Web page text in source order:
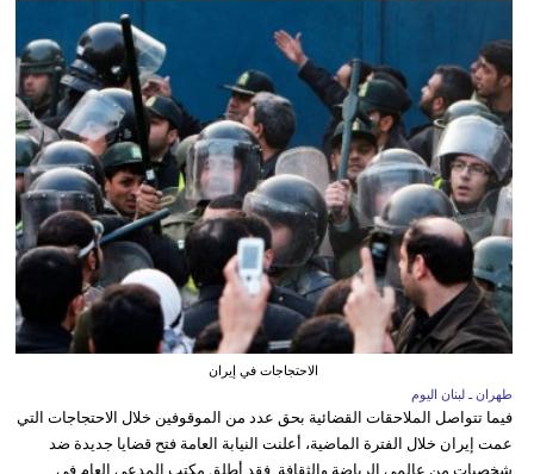
الاحتجاجات في إيران
طهران ـ لبنان اليوم
فيما تتواصل الملاحقات القضائية بحق عدد من الموقوفين خلال الاحتجاجات التي
عمت إيران خلال الفترة الماضية، أعلنت النيابة العامة فتح قضايا جديدة ضد
شخصيات من عالمي الرياضة والثقافة. فقد أطلق مكتب المدعي العام في